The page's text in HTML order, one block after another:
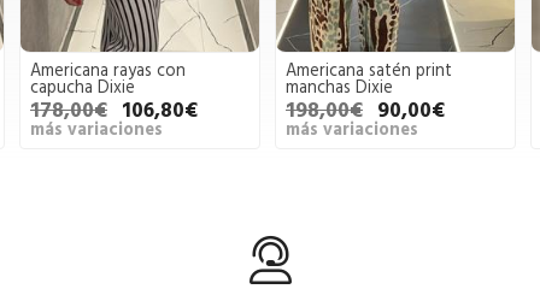
Americana rayas con
capucha Dixie
178,00€ 106,80€
más variaciones
Americana satén print
manchas Dixie
198,00€ 90,00€
más variaciones